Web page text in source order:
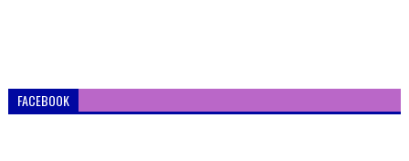
FACEBOOK